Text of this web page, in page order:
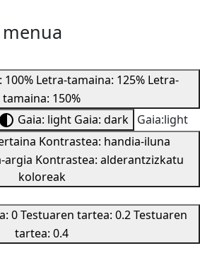
100% Letra-tamaina: 125% Letra-
tamaina: 150%
Gaia: light Gaia: dark Gaia:light
Kontrastea: handia-iluna
argia Kontrastea: alderantzizkatu
koloreak
0 Testuaren tartea: 0.2 Testuaren
tartea: 0.4